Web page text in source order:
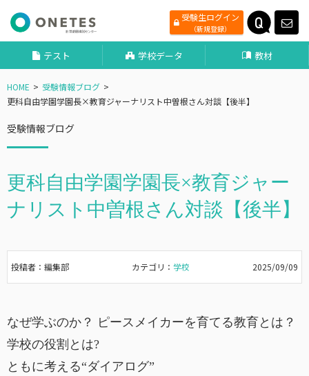
受験生ログイン
（新規登録）
テスト 学校データ 教材
HOME
受験情報ブログ
更科自由学園学園長×教育ジャーナリスト中曽根さん対談【後半】
受験情報ブログ
更科自由学園学園長×教育ジャー
ナリスト中曽根さん対談【後半】
投稿者：編集部 カテゴリ： 学校 2025/09/09
なぜ学ぶのか？ ピースメイカーを育てる教育とは？
学校の役割とは?
ともに考える“ダイアログ”